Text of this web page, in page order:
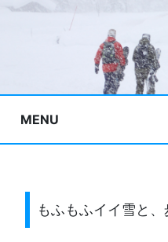
MENU
もふもふイイ雪と